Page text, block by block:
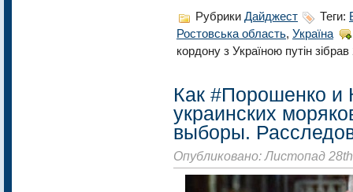
Рубрики Дайджест Теги:
Ростовська область, Україна
кордону з Україною путін
Как #Порошенко и
украинских
выборы.
Опубликовано: Листопад